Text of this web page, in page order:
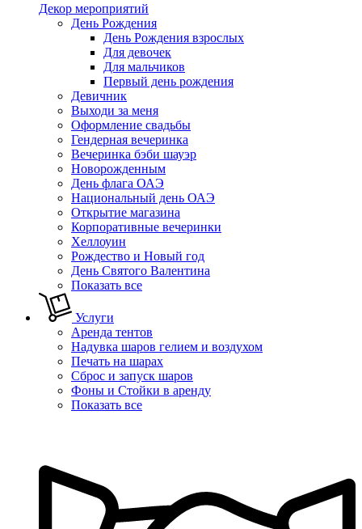
Декор мероприятий
День Рождения
День Рождения взрослых
Для девочек
Для мальчиков
Первый день рождения
Девичник
Выходи за меня
Оформление свадьбы
Гендерная вечеринка
Вечеринка бэби шауэр
Новорожденным
День флага ОАЭ
Национальный день ОАЭ
Открытие магазина
Корпоративные вечеринки
Хеллоуин
Рождество и Новый год
День Святого Валентина
Показать все
Услуги
Аренда тентов
Надувка шаров гелием и воздухом
Печать на шарах
Сброс и запуск шаров
Фоны и Стойки в аренду
Показать все